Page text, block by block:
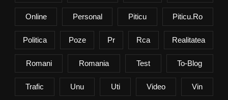
Online Personal Piticu Piticu.ro
Politica Poze Pr Rca Realitatea
Romani Romania Test To-Blog
Trafic Unu Uti Video Vin